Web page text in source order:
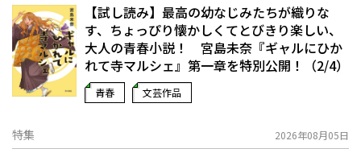
【試し読み】最高の幼なじみたちが織りな
す、ちょっぴり懐かしくてとびきり楽しい、
大人の青春小説！ 宮島未奈『ギャルにひか
れて寺マルシェ』第一章を特別公開！（2/4）
青春 文芸作品
特集 2026年08月05日